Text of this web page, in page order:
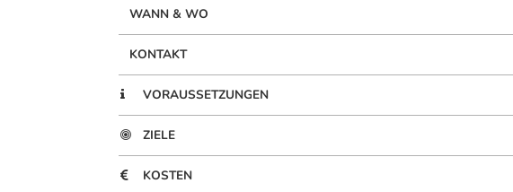
WANN & WO
KONTAKT
VORAUSSETZUNGEN
ZIELE
KOSTEN